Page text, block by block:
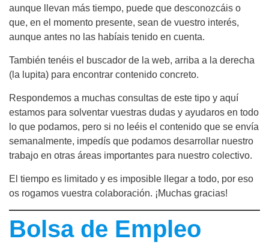
aunque llevan más tiempo, puede que desconozcáis o
que, en el momento presente, sean de vuestro interés,
aunque antes no las habíais tenido en cuenta.
También tenéis el buscador de la web, arriba a la derecha
(la lupita) para encontrar contenido concreto.
Respondemos a muchas consultas de este tipo y aquí
estamos para solventar vuestras dudas y ayudaros en todo
lo que podamos, pero si no leéis el contenido que se envía
semanalmente, impedís que podamos desarrollar nuestro
trabajo en otras áreas importantes para nuestro colectivo.
El tiempo es limitado y es imposible llegar a todo, por eso
os rogamos vuestra colaboración. ¡Muchas gracias!
Bolsa de Empleo